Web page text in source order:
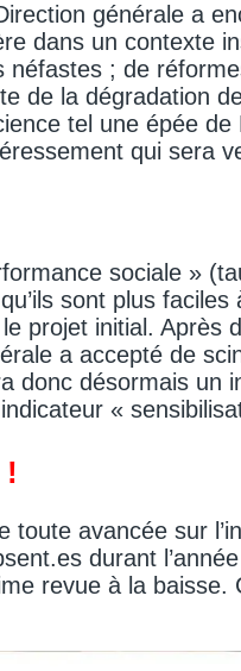
générale a
dans un contexte
; de
de la dégradation
tel une épée
qui sera
sociale »
sont plus
projet initial. Après
a accepté de
donc désormais un
«
!
toute avancée sur
durant
revue à la baisse.